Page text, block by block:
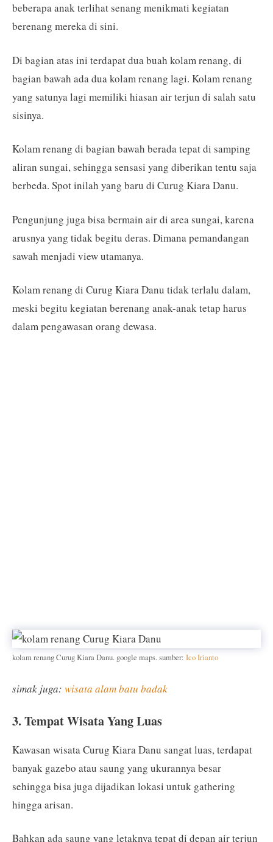
beberapa anak terlihat senang menikmati kegiatan
berenang mereka di sini.
Di bagian atas ini terdapat dua buah kolam renang, di
bagian bawah ada dua kolam renang lagi. Kolam renang
yang satunya lagi memiliki hiasan air terjun di salah satu
sisinya.
Kolam renang di bagian bawah berada tepat di samping
aliran sungai, sehingga sensasi yang diberikan tentu saja
berbeda. Spot inilah yang baru di Curug Kiara Danu.
Pengunjung juga bisa bermain air di area sungai, karena
arusnya yang tidak begitu deras. Dimana pemandangan
sawah menjadi view utamanya.
Kolam renang di Curug Kiara Danu tidak terlalu dalam,
meski begitu kegiatan berenang anak-anak tetap harus
dalam pengawasan orang dewasa.
kolam renang Curug Kiara Danu. google maps. sumber: Ico Irianto
simak juga: wisata alam batu badak
3. Tempat Wisata Yang Luas
Kawasan wisata Curug Kiara Danu sangat luas, terdapat
banyak gazebo atau saung yang ukurannya besar
sehingga bisa juga dijadikan lokasi untuk gathering
hingga arisan.
Bahkan ada saung yang letaknya tepat di depan air terjun